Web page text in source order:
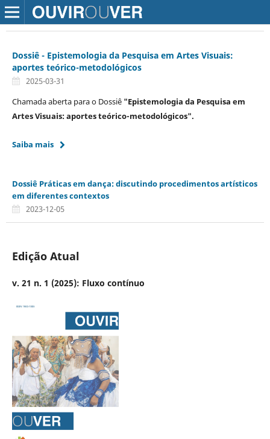
Dossiê - Epistemologia da Pesquisa em Artes Visuais:
aportes teórico-metodológicos
2025-03-31
Chamada aberta para o Dossiê "Epistemologia da Pesquisa em
Artes Visuais: aportes teórico-metodológicos".
Saiba mais
Dossiê Práticas em dança: discutindo procedimentos artísticos
em diferentes contextos
2023-12-05
Edição Atual
v. 21 n. 1 (2025): Fluxo contínuo